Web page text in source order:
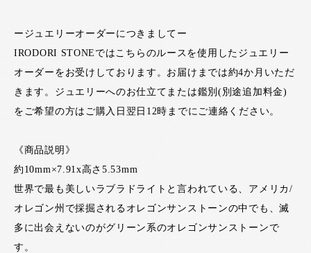
ージュエリーオーダーにつきましてー
IRODORI STONEではこちらのルースを使用したジュエリー
オーダーをお受けしております。お届けまでは約4か月いただ
きます。ジュエリーへのお仕立てまたは鑑別(別途追加料金)
をご希望の方はご購入日翌日12時までにご連絡ください。
《商品説明》
約10mm×7.91x高さ5.53mm
世界で最も美しいラブラドライトと言われている、アメリカ/
オレゴン州で採掘されるオレゴンサンストーンの中でも、滅
多に出会えないのがグリーン系のオレゴンサンストーンで
す。